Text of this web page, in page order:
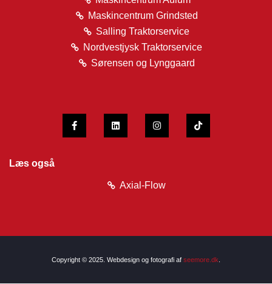
Maskincentrum Grindsted
Salling Traktorservice
Nordvestjysk Traktorservice
Sørensen og Lynggaard
Læs også
Axial-Flow
Copyright © 2025. Webdesign og fotografi af seemore.dk